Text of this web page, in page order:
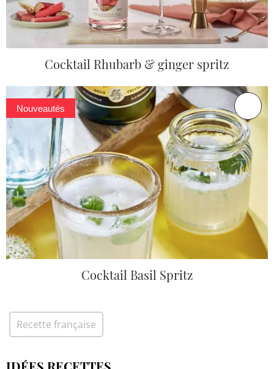
Cocktail Rhubarb & ginger spritz
Nouveautés
Cocktail Basil Spritz
Recette française